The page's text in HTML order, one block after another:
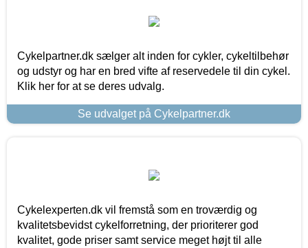
Cykelpartner.dk sælger alt inden for cykler, cykeltilbehør
og udstyr og har en bred vifte af reservedele til din cykel.
Klik her for at se deres udvalg.
Se udvalget på Cykelpartner.dk
Cykelexperten.dk vil fremstå som en troværdig og
kvalitetsbevidst cykelforretning, der prioriterer god
kvalitet, gode priser samt service meget højt til alle